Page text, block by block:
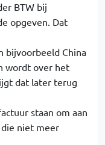
BTW bij
opgeven. Dat
bijvoorbeeld China
wordt over het
dat later terug
staan om aan
niet meer